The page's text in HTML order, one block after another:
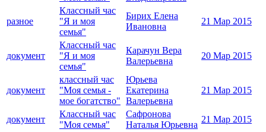
разное
Классный час
"Я и моя
семья"
Бирих Елена
Ивановна
21 Мар 2015
документ
Классный час
"Я и моя
семья"
Карачун Вера
Валерьевна
20 Мар 2015
документ
классный час
"Моя семья -
мое богатство"
Юрьева
Екатерина
Валерьевна
21 Мар 2015
документ
Классный час
"Моя семья"
Сафронова
Наталья Юрьевна
21 Мар 2015